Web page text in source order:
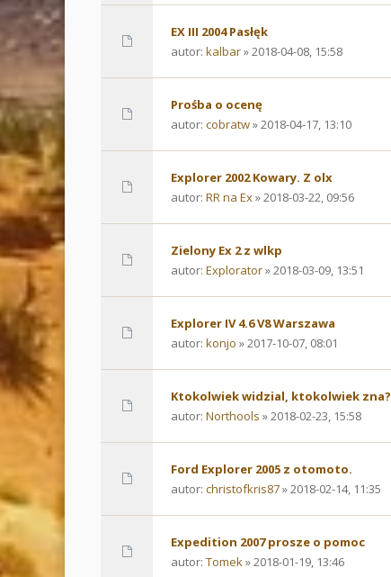
EX III 2004 Pasłęk
autor: kalbar» 2018-04-08, 15:58
Prośba o ocenę
autor: cobratw» 2018-04-17, 13:10
Explorer 2002 Kowary. Z olx
autor: RR na Ex» 2018-03-22, 09:56
Zielony Ex 2 z wlkp
autor: Explorator» 2018-03-09, 13:51
Explorer IV 4.6 V8 Warszawa
autor: konjo » 2017-10-07, 08:01
Ktokolwiek widzial, ktokolwiek zna?
autor: Northools » 2018-02-23, 15:58
Ford Explorer 2005 z otomoto.
autor: christofkris87» 2018-02-14, 11:35
Expedition 2007 prosze o pomoc
autor: Tomek» 2018-01-19, 13:46